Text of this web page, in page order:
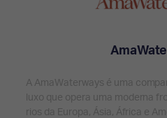
A AmaWaterways é uma
luxo que opera uma moderna
rios da Europa, Ásia, África e